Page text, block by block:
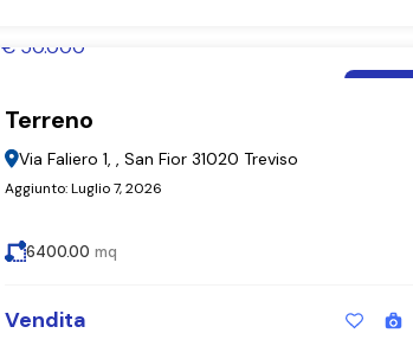
€ 50.000
Terreno
Via Faliero 1, , San Fior 31020 Treviso
Aggiunto:Luglio 7, 2026
6400.00 mq
Vendita